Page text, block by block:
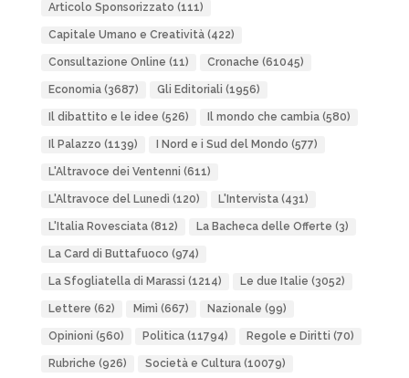
Articolo Sponsorizzato (111)
Capitale Umano e Creatività(422)
Consultazione Online (11) Cronache (61045)
Economia(3687) Gli Editoriali (1956)
Il dibattito e le idee (526) Il mondo che cambia(580)
Il Palazzo (1139) I Nord e i Sud del Mondo (577)
L'Altravoce dei Ventenni (611)
L'Altravoce del Lunedì (120) L'Intervista(431)
L'Italia Rovesciata(812) La Bacheca delle Offerte (3)
La Card di Buttafuoco (974)
La Sfogliatella di Marassi (1214) Le due Italie (3052)
Lettere (62) Mimì (667) Nazionale (99)
Opinioni (560) Politica(11794) Regole e Diritti (70)
Rubriche (926) Società e Cultura(10079)